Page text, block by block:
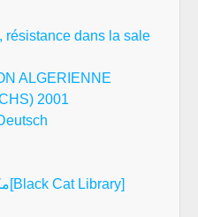
résistance dans la sale
ALGERIENNE
2001
مكتبة القطة السوداء[Black Cat Library]